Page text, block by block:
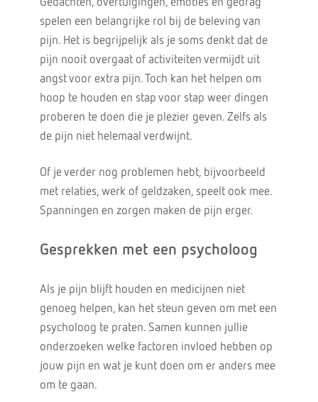
Gedachten, overtuigingen, emoties en gedrag
spelen een belangrijke rol bij de beleving van
pijn. Het is begrijpelijk als je soms denkt dat de
pijn nooit overgaat of activiteiten vermijdt uit
angst voor extra pijn. Toch kan het helpen om
hoop te houden en stap voor stap weer dingen
proberen te doen die je plezier geven. Zelfs als
de pijn niet helemaal verdwijnt.
Of je verder nog problemen hebt, bijvoorbeeld
met relaties, werk of geldzaken, speelt ook mee.
Spanningen en zorgen maken de pijn erger.
Gesprekken met een psycholoog
Als je pijn blijft houden en medicijnen niet
genoeg helpen, kan het steun geven om met een
psycholoog te praten. Samen kunnen jullie
onderzoeken welke factoren invloed hebben op
jouw pijn en wat je kunt doen om er anders mee
om te gaan.